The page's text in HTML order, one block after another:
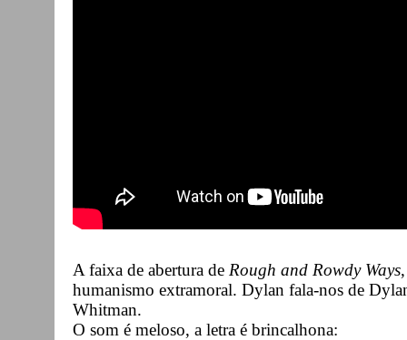
A faixa de abertura de Rough and Rowdy Ways
humanismo extramoral. Dylan fala-nos de
Whitman.
O som é meloso, a letra é brincalhona: